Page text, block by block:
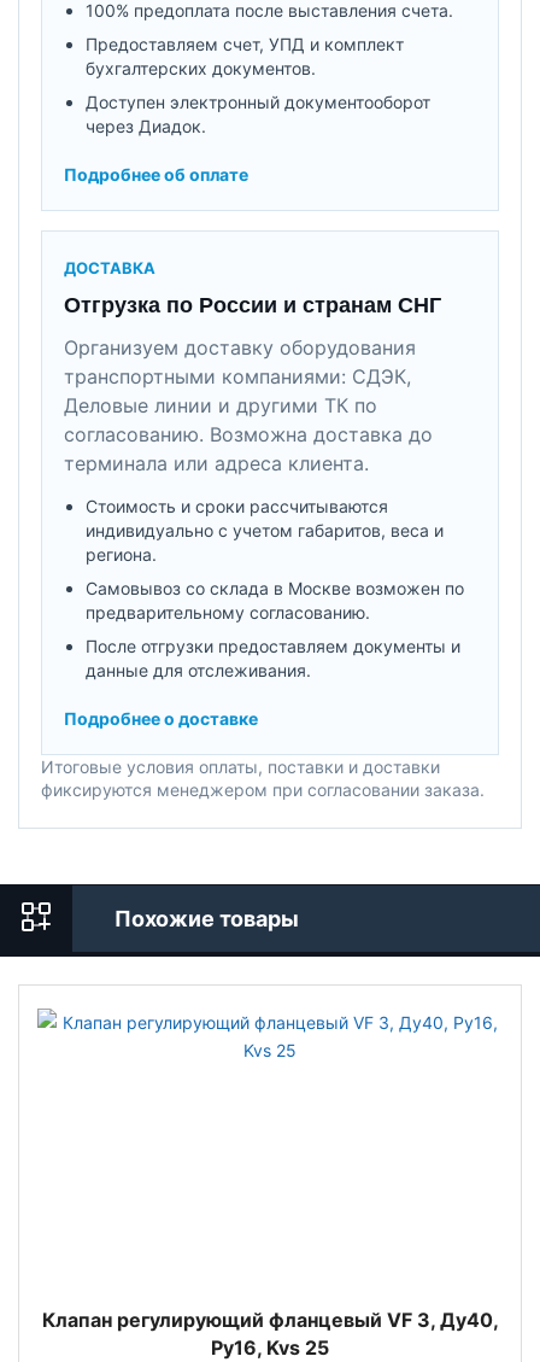
100% предоплата после выставления счета.
Предоставляем счет, УПД и комплект
бухгалтерских документов.
Доступен электронный документооборот
через Диадок.
Подробнее об оплате
ДОСТАВКА
Отгрузка по России и странам СНГ
Организуем доставку оборудования
транспортными компаниями: СДЭК,
Деловые линии и другими ТК по
согласованию. Возможна доставка до
терминала или адреса клиента.
Стоимость и сроки рассчитываются
индивидуально с учетом габаритов, веса и
региона.
Самовывоз со склада в Москве возможен по
предварительному согласованию.
После отгрузки предоставляем документы и
данные для отслеживания.
Подробнее о доставке
Итоговые условия оплаты, поставки и доставки
фиксируются менеджером при согласовании заказа.
Похожие товары
Клапан регулирующий фланцевый VF 3, Ду40,
Ру16, Kvs 25